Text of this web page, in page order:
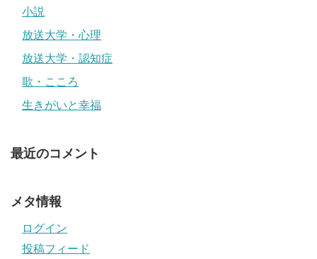
小説
放送大学・心理
放送大学・認知症
歌・こころ
生きがいと幸福
最近のコメント
メタ情報
ログイン
投稿フィード